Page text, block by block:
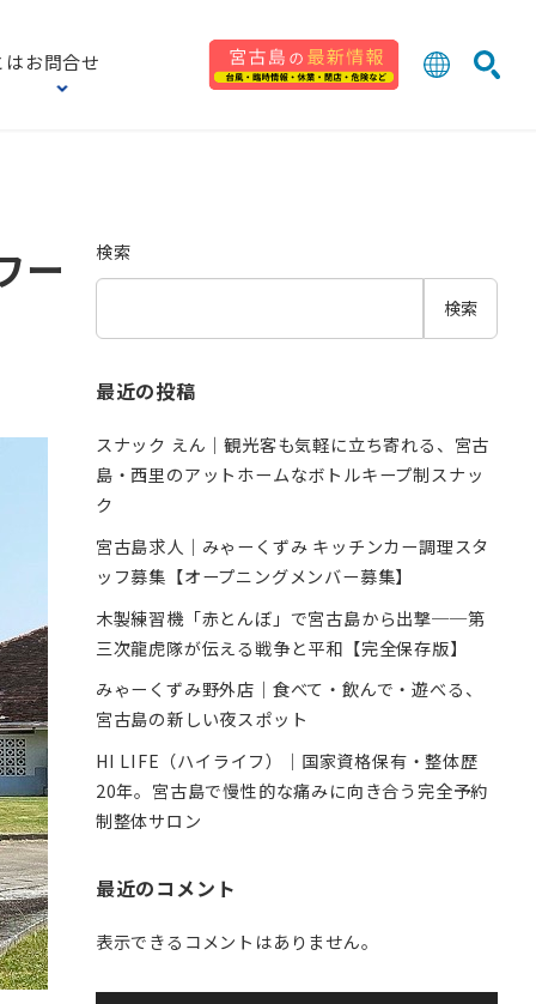
お問合せ
ー 検索
検索
最近の投稿
スナック えん｜観光客も気軽に立ち寄れる、宮古
島・西里のアットホームなボトルキープ制スナッ
ク
宮古島求人｜みゃーくずみ キッチンカー調理スタ
ッフ募集【オープニングメンバー募集】
木製練習機「赤とんぼ」で宮古島から出撃──第
三次龍虎隊が伝える戦争と平和【完全保存版】
みゃーくずみ野外店｜食べて・飲んで・遊べる、
宮古島の新しい夜スポット
HI LIFE（ハイライフ）｜国家資格保有・整体歴
20年。宮古島で慢性的な痛みに向き合う完全予約
制整体サロン
最近のコメント
表示できるコメントはありません。